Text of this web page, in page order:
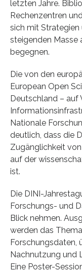
letzten Jahre.
Rechenzentren
sich mit Strategien
steigenden Masse
begegnen.
Die von den
European Open
Deutschland – auf
Nationale
deutlich, dass die
Zugänglichkeit
auf der
ist.
Die DINI-
Forschungs- und
Blick nehmen.
werden das
Forschungsdaten,
Nachnutzung und
Eine Poster-